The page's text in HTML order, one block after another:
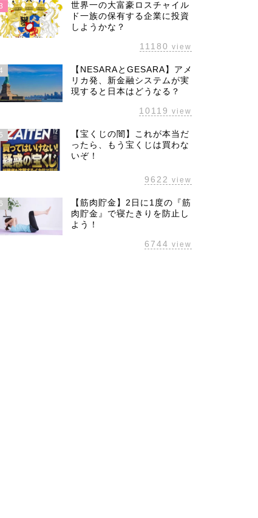
世界一の大富豪ロスチャイル
ド一族の保有する企業に投資
しようかな？
11180 view
【NESARAとGESARA】アメ
リカ発、新金融システムが実
現すると日本はどうなる？
10119 view
5
【宝くじの闇】これが本当だ
ったら、もう宝くじは買わな
いぞ！
9622 view
6
【筋肉貯金】2日に1度の『筋
肉貯金』で寝たきりを防止し
よう！
6744 view